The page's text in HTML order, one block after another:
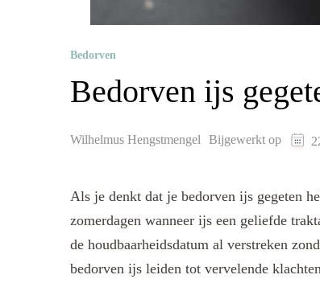
Bedorven
Bedorven ijs
Wilhelmus Hengstmengel Bijgewerkt op
Als je denkt dat je bedorven ijs gegeten
zomerdagen wanneer ijs een geliefde
de houdbaarheidsdatum al verstreken
bedorven ijs leiden tot vervelende